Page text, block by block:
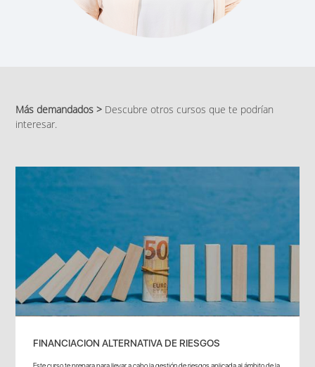
Más demandados > Descubre otros cursos que te podrían
interesar.
FINANCIACION ALTERNATIVA DE RIESGOS